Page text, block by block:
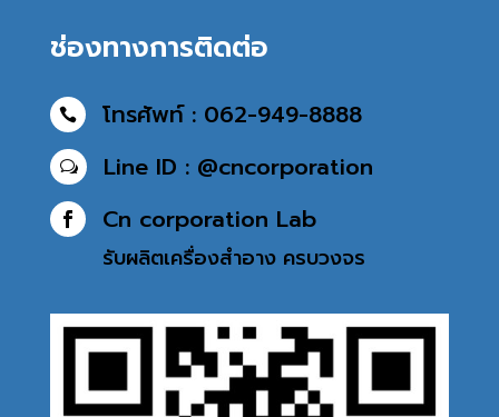
ช่องทางการติดต่อ
 โทรศัพท์ : 062-949-8888
w Line ID : @cncorporation
 Cn corporation Lab
รับผลิตเครื่องสำอาง ครบวงจร